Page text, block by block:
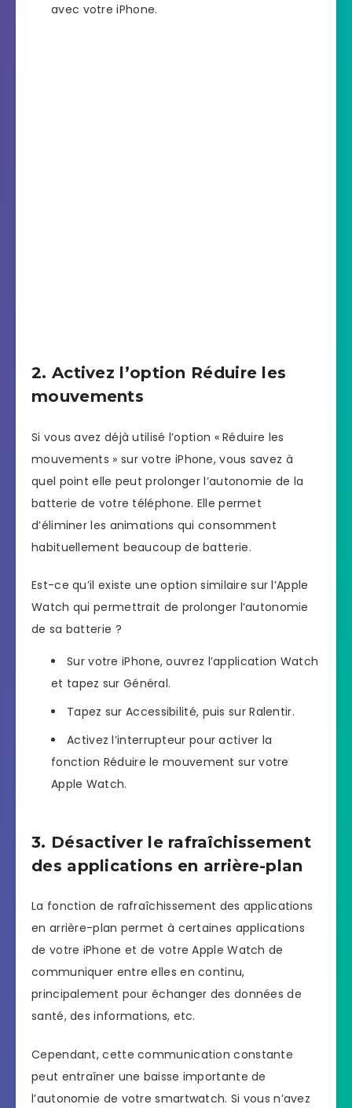
avec votre iPhone.
2. Activez l’option Réduire les
mouvements
Si vous avez déjà utilisé l’option « Réduire les
mouvements » sur votre iPhone, vous savez à
quel point elle peut prolonger l’autonomie de la
batterie de votre téléphone. Elle permet
d’éliminer les animations qui consomment
habituellement beaucoup de batterie.
Est-ce qu’il existe une option similaire sur l’Apple
Watch qui permettrait de prolonger l’autonomie
de sa batterie ?
Sur votre iPhone, ouvrez l’application Watch
et tapez sur Général.
Tapez sur Accessibilité, puis sur Ralentir.
Activez l’interrupteur pour activer la
fonction Réduire le mouvement sur votre
Apple Watch.
3. Désactiver le rafraîchissement
des applications en arrière-plan
La fonction de rafraîchissement des applications
en arrière-plan permet à certaines applications
de votre iPhone et de votre Apple Watch de
communiquer entre elles en continu,
principalement pour échanger des données de
santé, des informations, etc.
Cependant, cette communication constante
peut entraîner une baisse importante de
l’autonomie de votre smartwatch. Si vous n’avez